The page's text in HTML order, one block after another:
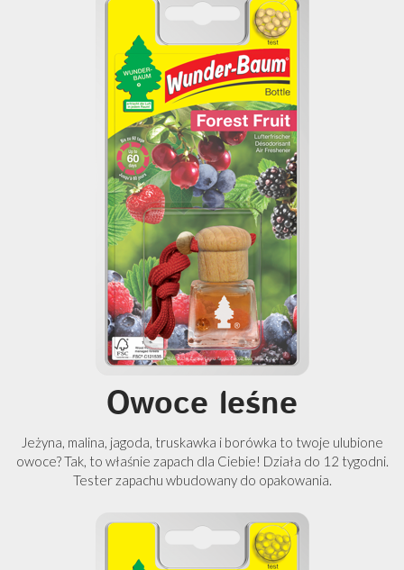
Owoce leśne
Jeżyna, malina, jagoda, truskawka i borówka to twoje ulubione
owoce? Tak, to właśnie zapach dla Ciebie! Działa do 12 tygodni.
Tester zapachu wbudowany do opakowania.